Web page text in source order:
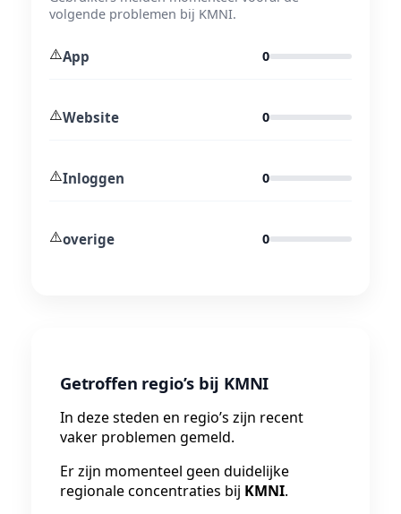
volgende problemen bij KMNI.
⚠️App 0
⚠️Website 0
⚠️Inloggen 0
⚠️overige 0
Getroffen regio’s bij KMNI
In deze steden en regio’s zijn recent
vaker problemen gemeld.
Er zijn momenteel geen duidelijke
regionale concentraties bij KMNI.